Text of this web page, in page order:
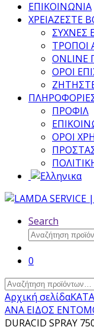
ΕΠΙΚΟΙΝΩΝΙΑ
ΧΡΕΙΑΖΕΣΤΕ
ΣΥΧΝΕΣ
ΤΡΟΠΟΙ
ΟΡΟΙ
ΠΡΟΦΙΛ
ΟΡΟΙ
Search
Αναζήτηση
0
Αναζήτηση
για:
Αρχική σελίδα
ΑΝΑ ΕΙΔΟΣ
DURACID SPRAY